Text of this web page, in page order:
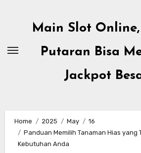
Main Slot
Putaran Bisa
Jackpot
Home 2025 May
16
Panduan Memilih Tanaman Hias yang
Kebutuhan Anda